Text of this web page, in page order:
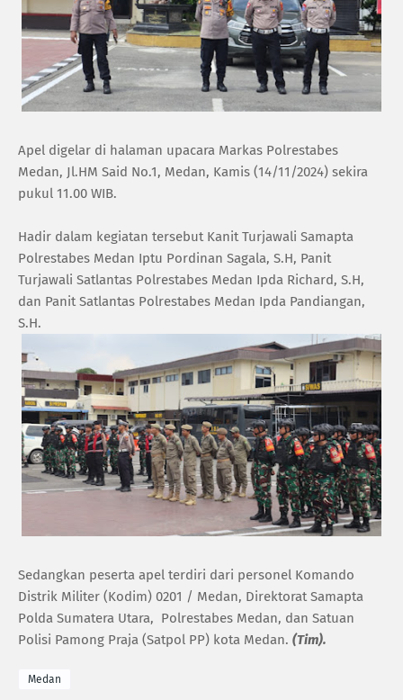
Apel digelar di halaman upacara Markas Polrestabes
Medan, Jl.HM Said No.1, Medan, Kamis (14/11/2024) sekira
pukul 11.00 WIB.
Hadir dalam kegiatan tersebut Kanit Turjawali Samapta
Polrestabes Medan Iptu Pordinan Sagala, S.H, Panit
Turjawali Satlantas Polrestabes Medan Ipda Richard, S.H,
dan Panit Satlantas Polrestabes Medan Ipda Pandiangan,
S.H.
Sedangkan peserta apel terdiri dari personel Komando
Distrik Militer (Kodim) 0201 / Medan, Direktorat Samapta
Polda Sumatera Utara, ⁠Polrestabes Medan, dan Satuan
Polisi Pamong Praja (Satpol PP) kota Medan. (Tim).
Medan